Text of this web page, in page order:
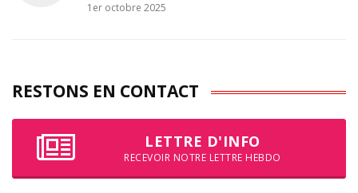
1er octobre 2025
RESTONS EN CONTACT
LETTRE D'INFO
RECEVOIR NOTRE LETTRE HEBDO